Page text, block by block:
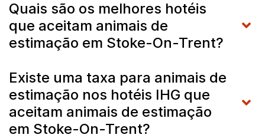
Quais são os melhores hotéis
que aceitam animais de
estimação em Stoke-On-Trent?
Existe uma taxa para animais de
estimação nos hotéis IHG que
aceitam animais de estimação
em Stoke-On-Trent?